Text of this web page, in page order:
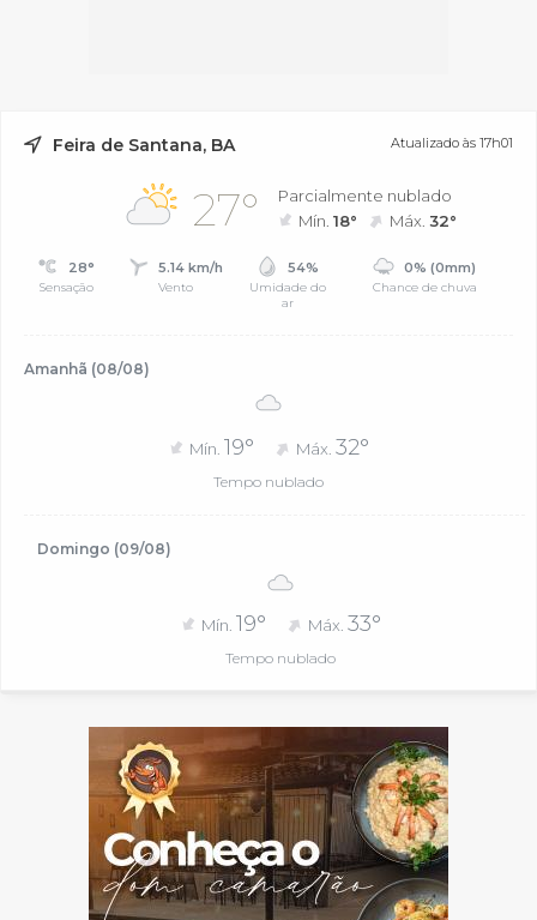
Feira de Santana, BA Atualizado às 17h01
27°
Parcialmente nublado
Mín.18° Máx.32°
28°
Sensação
5.14 km/h
Vento
54%
Umidade do
ar
0% (0mm)
Chance de chuva
Amanhã (08/08)
Mín. 19° Máx. 32°
Tempo nublado
Domingo (09/08)
Mín. 19° Máx. 33°
Tempo nublado